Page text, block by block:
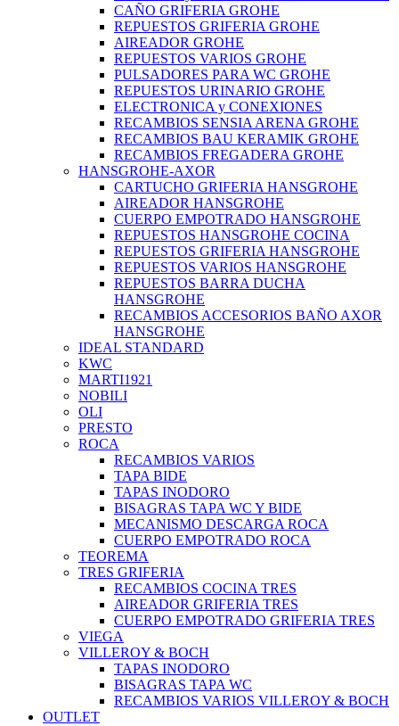
CAÑO GRIFERIA GROHE
REPUESTOS GRIFERIA GROHE
AIREADOR GROHE
REPUESTOS VARIOS GROHE
PULSADORES PARA WC GROHE
REPUESTOS URINARIO GROHE
ELECTRONICA y CONEXIONES
RECAMBIOS SENSIA ARENA GROHE
RECAMBIOS BAU KERAMIK GROHE
RECAMBIOS FREGADERA GROHE
HANSGROHE-AXOR
CARTUCHO GRIFERIA HANSGROHE
AIREADOR HANSGROHE
CUERPO EMPOTRADO HANSGROHE
REPUESTOS HANSGROHE COCINA
REPUESTOS GRIFERIA HANSGROHE
REPUESTOS VARIOS HANSGROHE
REPUESTOS BARRA DUCHA
HANSGROHE
RECAMBIOS ACCESORIOS BAÑO AXOR
HANSGROHE
IDEAL STANDARD
KWC
MARTI1921
NOBILI
OLI
PRESTO
ROCA
RECAMBIOS VARIOS
TAPA BIDE
TAPAS INODORO
BISAGRAS TAPA WC Y BIDE
MECANISMO DESCARGA ROCA
CUERPO EMPOTRADO ROCA
TEOREMA
TRES GRIFERIA
RECAMBIOS COCINA TRES
AIREADOR GRIFERIA TRES
CUERPO EMPOTRADO GRIFERIA TRES
VIEGA
VILLEROY & BOCH
TAPAS INODORO
BISAGRAS TAPA WC
RECAMBIOS VARIOS VILLEROY & BOCH
OUTLET